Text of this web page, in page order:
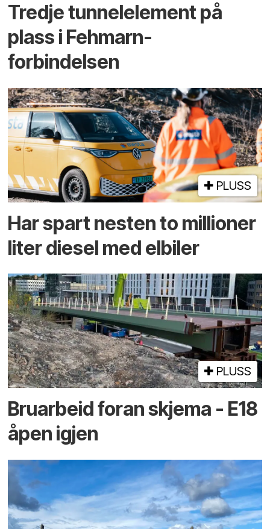
Tredje tunnel­element på
plass i Fehmarn-
forbindelsen
PLUSS
Har spart nesten to millioner
liter diesel med elbiler
PLUSS
Bruarbeid foran skjema - E18
åpen igjen